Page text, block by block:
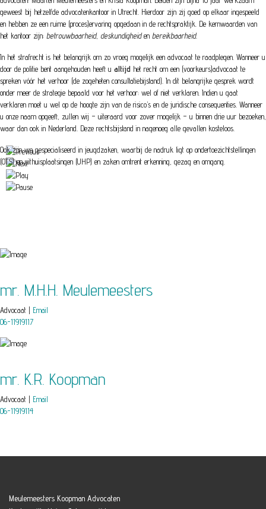
geweest bij hetzelfde advocatenkantoor in Utrecht. Hierdoor zijn zij goed op elkaar ingespeeld
en hebben ze een ruime (proces)ervaring opgedaan in de rechtspraktijk. De kernwaarden van
het kantoor zijn: betrouwbaarheid, deskundigheiden bereikbaarheid.
In het strafrecht is het belangrijk om zo vroeg mogelijk een advocaat te raadplegen. Wanneer u
door de politie bent aangehouden heeft u altijd het recht om een (voorkeurs)advocaat te
spreken vóór het verhoor (de zogeheten consultatiebijstand). In dit belangrijke gesprek wordt
onder meer de strategie bepaald voor het verhoor: wel of niet verklaren. Indien u gaat
verklaren moet u wel op de hoogte zijn van de risico’s en de juridische consequenties. Wanneer
u onze naam opgeeft, zullen wij – uiteraard voor zover mogelijk – u binnen drie uur bezoeken,
waar dan ook in Nederland. Deze rechtsbijstand in nagenoeg alle gevallen kosteloos.
Ook zijn we gespecialiseerd in jeugdzaken, waarbij de nadruk ligt op ondertoezichtstellingen
(OTS) en uithuisplaatsingen (UHP) en zaken omtrent erkenning, gezag en omgang.
mr. M.H.H. Meulemeesters
Advocaat | Email
06-11919117
mr. K.R. Koopman
Advocaat | Email
06-11919114
Meulemeesters Koopman Advocaten